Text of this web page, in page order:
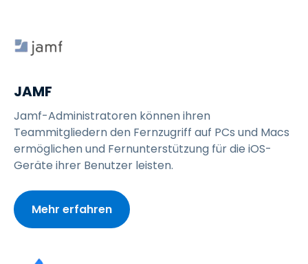
JAMF
Jamf-Administratoren können ihren
Teammitgliedern den Fernzugriff auf PCs und Macs
ermöglichen und Fernunterstützung für die iOS-
Geräte ihrer Benutzer leisten.
Mehr erfahren